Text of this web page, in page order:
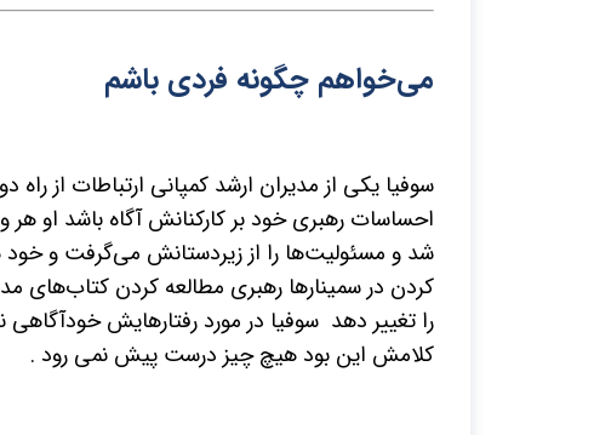
می‌خواهم چگونه فردی باشم
سوفیا یکی از مدیران ارشد کمپانی ارتباطات از
احساسات رهبری خود بر کارکنانش آگاه باشد
شد و مسئولیت‌ها را از زیردستانش می‌گرفت و خود
کردن در سمینارها رهبری مطالعه کردن کتاب‌های
را تغییر دهد سوفیا در مورد رفتارهایش
کلامش این بود هیچ چیز درست پیش نمی رود .